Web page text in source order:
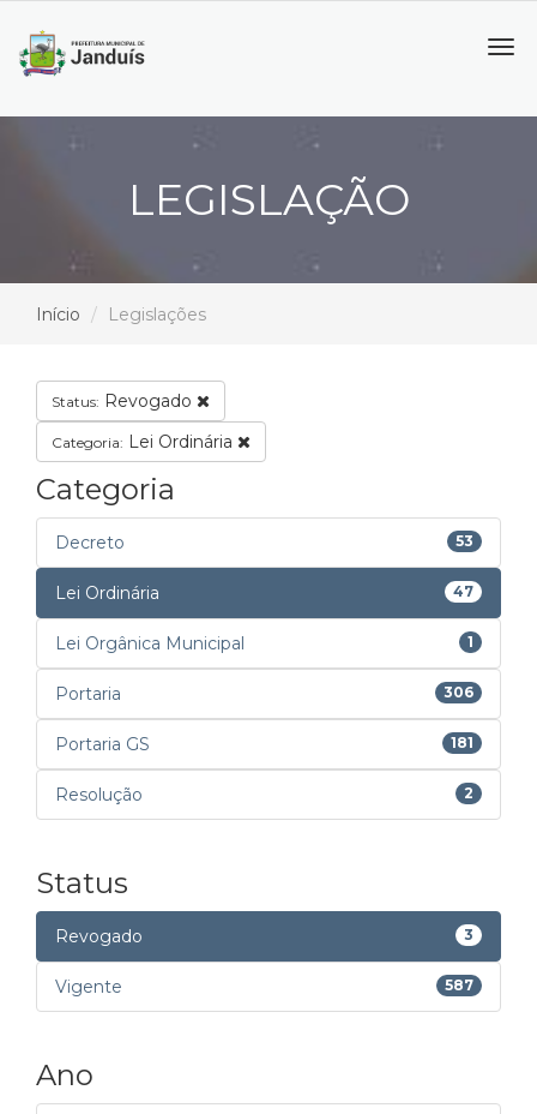
LEGISLAÇÃO
Início Legislações
Status: Revogado
Categoria: Lei Ordinária
Categoria
Decreto 53
Lei Ordinária 47
Lei Orgânica Municipal 1
Portaria 306
Portaria GS 181
Resolução 2
Status
Revogado 3
Vigente 587
Ano